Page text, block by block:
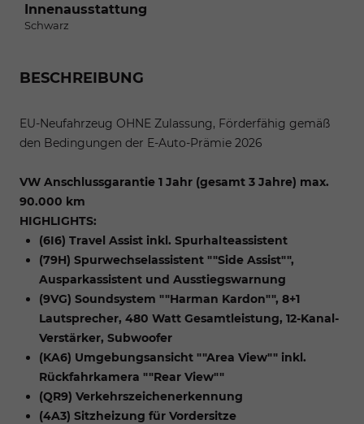
Innenausstattung
Schwarz
BESCHREIBUNG
EU-Neufahrzeug OHNE Zulassung, Förderfähig gemäß
den Bedingungen der E-Auto-Prämie 2026
VW Anschlussgarantie 1 Jahr (gesamt 3 Jahre) max.
90.000 km
HIGHLIGHTS:
(6I6) Travel Assist inkl. Spurhalteassistent
(79H) Spurwechselassistent ""Side Assist"",
Ausparkassistent und Ausstiegswarnung
(9VG) Soundsystem ""Harman Kardon"", 8+1
Lautsprecher, 480 Watt Gesamtleistung, 12-Kanal-
Verstärker, Subwoofer
(KA6) Umgebungsansicht ""Area View"" inkl.
Rückfahrkamera ""Rear View""
(QR9) Verkehrszeichenerkennung
(4A3) Sitzheizung für Vordersitze